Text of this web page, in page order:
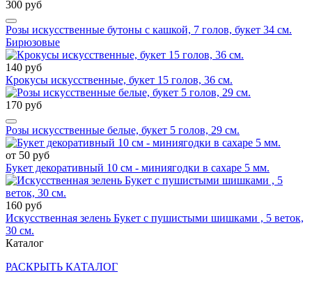
300 руб
Розы искусственные бутоны с кашкой, 7 голов, букет 34 см.
Бирюзовые
140 руб
Крокусы искусственные, букет 15 голов, 36 см.
170 руб
Розы искусственные белые, букет 5 голов, 29 см.
от 50 руб
Букет декоративный 10 см - миниягодки в сахаре 5 мм.
160 руб
Искусственная зелень Букет с пушистыми шишками , 5 веток,
30 см.
Каталог
РАСКРЫТЬ КАТАЛОГ